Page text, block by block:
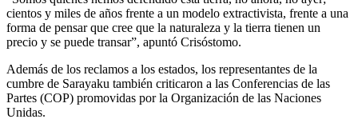
cientos y miles de años frente a un modelo extractivista, frente a una
forma de pensar que cree que la naturaleza y la tierra tienen un
precio y se puede transar”, apuntó Crisóstomo.
Además de los reclamos a los estados, los representantes de la
cumbre de Sarayaku también criticaron a las Conferencias de las
Partes (COP) promovidas por la Organización de las Naciones
Unidas.